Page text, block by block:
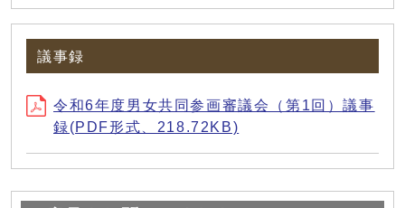
議事録
令和6年度男女共同参画審議会（第1回）議事
録(PDF形式、218.72KB)